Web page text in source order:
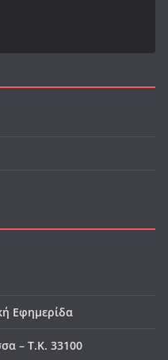
Εφημερίδα
– Τ.Κ. 33100